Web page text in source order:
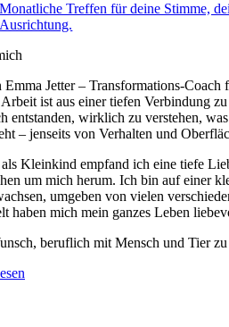
Monatliche Treffen für deine Stimme,
Ausrichtung.
Emma Jetter – Transformations-
ist aus einer tiefen Verbindung
entstanden, wirklich zu verstehen,
– jenseits von Verhalten und
Kleinkind empfand ich eine tiefe
um mich herum. Ich bin auf einer
umgeben von vielen
haben mich mein ganzes Leben
beruflich mit Mensch und Tier